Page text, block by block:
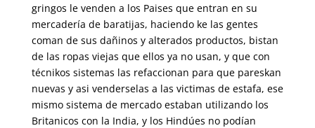
gringos le venden a los Paises que entran en su
mercadería de baratijas, haciendo ke las gentes
coman de sus dañinos y alterados productos, bistan
de las ropas viejas que ellos ya no usan, y que con
técnikos sistemas las refaccionan para que pareskan
nuevas y asi venderselas a las victimas de estafa, ese
mismo sistema de mercado estaban utilizando los
Britanicos con la India, y los Hindúes no podían